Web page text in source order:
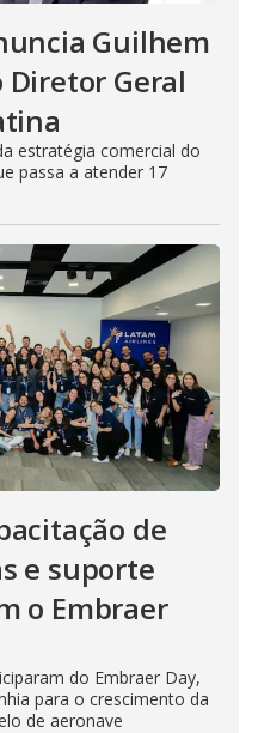
Guilhem
Geral
estratégia comercial do
passa a atender 17
de
e suporte
o Embraer
do Embraer Day,
para o crescimento da
de aeronave